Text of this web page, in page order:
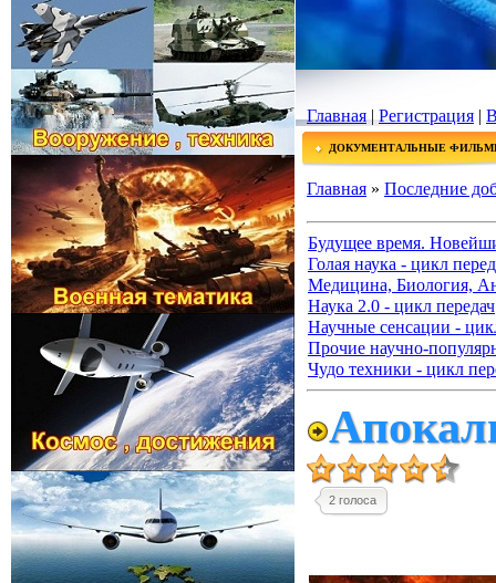
Главная|Регистрация |
ДОКУМЕНТАЛЬНЫЕ
Главная » Последние
Будущее время.
Голая наука - цикл
Медицина, Биология,
Наука 2.0 - цикл передач
Научные сенсации -
Прочие научно-
Чудо техники - цикл
2 голоса